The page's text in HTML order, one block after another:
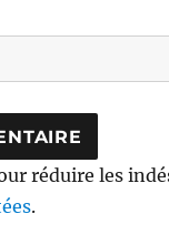
réduire les
.